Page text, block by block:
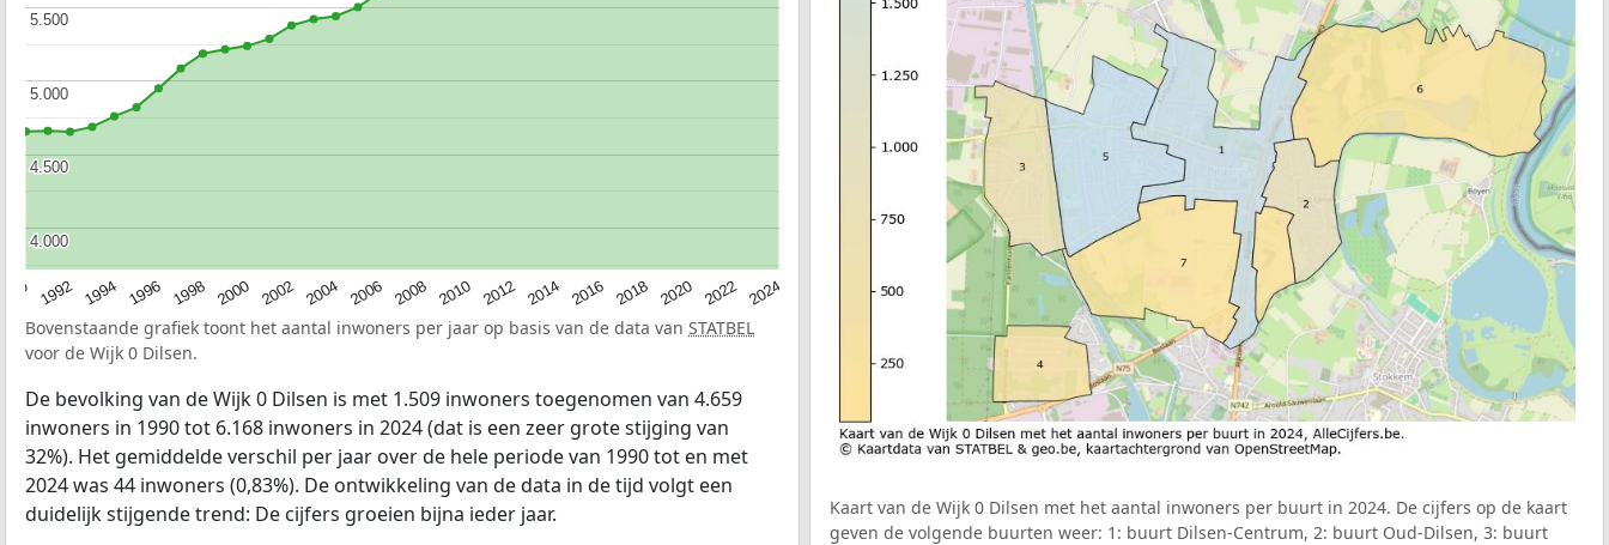
1992 1994 1996 1998 2000 2002 2004 2006 2008 2010 2012 2014 2016 2018 2020 2022 2024
4.000
4.000
4.500
4.500
5.000
5.000
5.500
5.500
Bovenstaande grafiek toont het aantal inwoners per jaar op basis van de data van STATBEL
voor de Wijk 0 Dilsen.
De bevolking van de Wijk 0 Dilsen is met 1.509 inwoners toegenomen van 4.659
inwoners in 1990 tot 6.168 inwoners in 2024 (dat is een zeer grote stijging van
32%). Het gemiddelde verschil per jaar over de hele periode van 1990 tot en met
2024 was 44 inwoners (0,83%). De ontwikkeling van de data in de tijd volgt een
duidelijk stijgende trend: De cijfers groeien bijna ieder jaar.
Kaart van de Wijk 0 Dilsen met het aantal inwoners per buurt in 2024. De cijfers op de kaart
geven de volgende buurten weer: 1: buurt Dilsen-Centrum, 2: buurt Oud-Dilsen, 3: buurt